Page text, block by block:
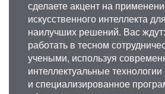
сделаете акцент на
искусственного интеллекта
наилучших решений. Вас
работать в тесном
учеными, используя
интеллектуальные технологии
и специализированное